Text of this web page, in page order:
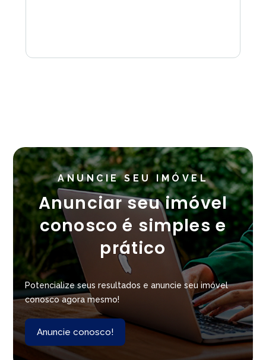
ANUNCIE SEU IMÓVEL
Anunciar seu imóvel
conosco é simples e
prático
Potencialize seus resultados e anuncie seu imóvel
conosco agora mesmo!
Anuncie conosco!